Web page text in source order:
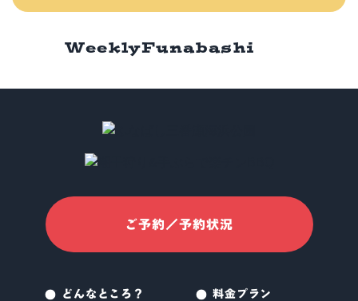
WeeklyFunabashi
ご予約／予約状況
どんなところ？
料金プラン